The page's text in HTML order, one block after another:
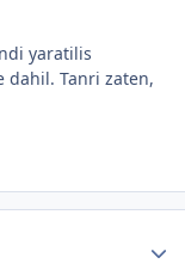
yaratilis
dahil. Tanri zaten,